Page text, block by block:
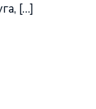
[…]